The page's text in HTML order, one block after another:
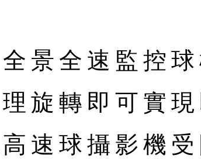
景全速監控
旋轉即可實
速球攝影機